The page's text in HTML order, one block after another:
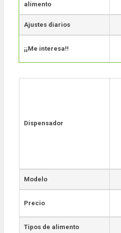
alimento
Ajustes diarios
¡¡Me interesa!!
Dispensador
Modelo
Precio
Tipos de alimento